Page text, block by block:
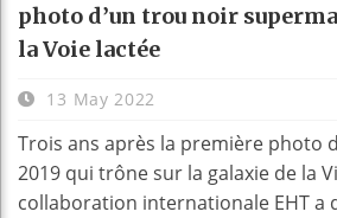
photo d’un trou noir
la Voie lactée
13 May 2022
Trois ans après la première photo
2019 qui trône sur la galaxie de la
collaboration internationale EHT a